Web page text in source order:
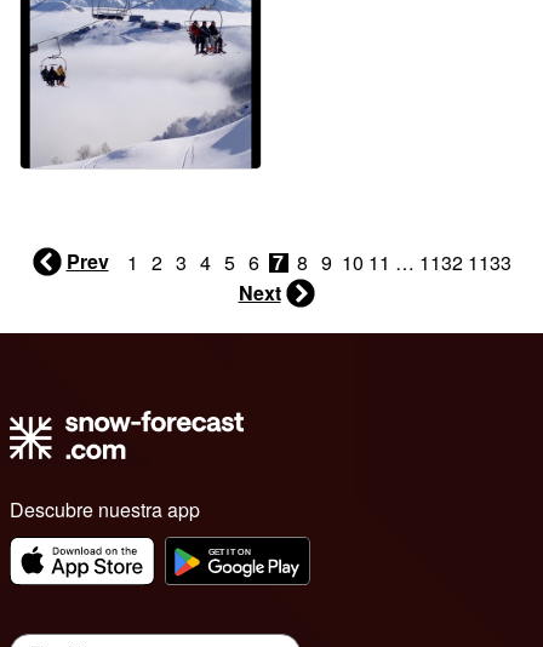
Prev 1 2 3 4 5 6 7 8 9 10 11 … 1132 1133
Next
Descubre nuestra app